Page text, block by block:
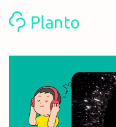
計劃買樓
計劃買樓第一步
全功能記賬